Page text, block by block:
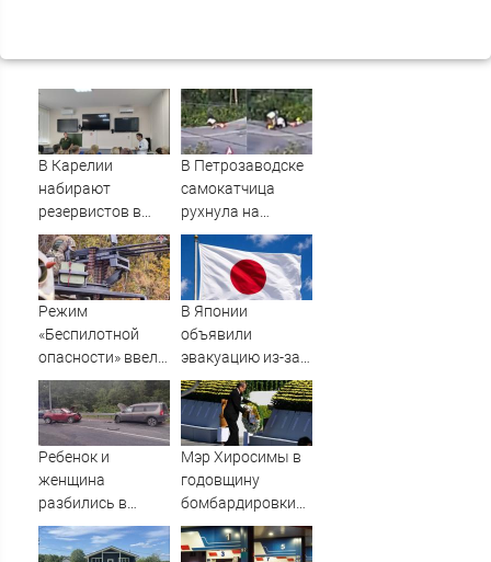
В Карелии
набирают
резервистов в
огневые группы
(ФОТО)
В Петрозаводске
самокатчица
рухнула на
тротуар (ВИДЕО)
Режим
«Беспилотной
опасности» ввели
в Башкирии 6
августа
В Японии
объявили
эвакуацию из-за
приближения
мощного тайфуна
Ребенок и
женщина
разбились в
аварии в
Приладожье
Мэр Хиросимы в
годовщину
бомбардировки
ни разу не
упомянул США в